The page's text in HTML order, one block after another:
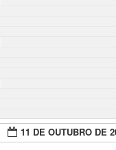
11 DE OUTUBRO DE